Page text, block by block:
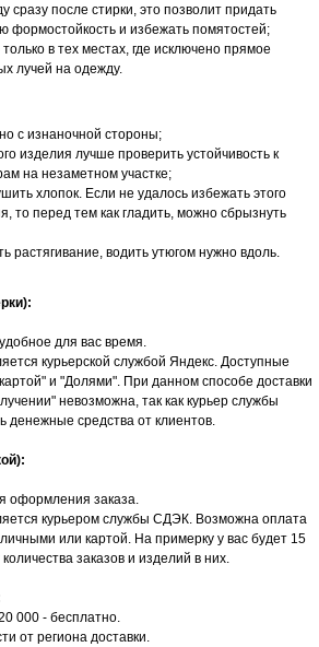
сразу после стирки, это позволит придать
формостойкость и избежать помятостей;
в тех местах, где исключено прямое
лучей на одежду.
с изнаночной стороны;
изделия лучше проверить устойчивость к
на незаметном участке;
хлопок. Если не удалось избежать этого
то перед тем как гладить, можно сбрызнуть
растягивание, водить утюгом нужно вдоль.
для вас время.
курьерской службой Яндекс. Доступные
и "Долями". При данном способе доставки
невозможна, так как курьер службы
денежные средства от клиентов.
оформления заказа.
курьером службы СДЭК. Возможна оплата
или картой. На примерку у вас будет 15
заказов и изделий в них.
000 - бесплатно.
от региона доставки.